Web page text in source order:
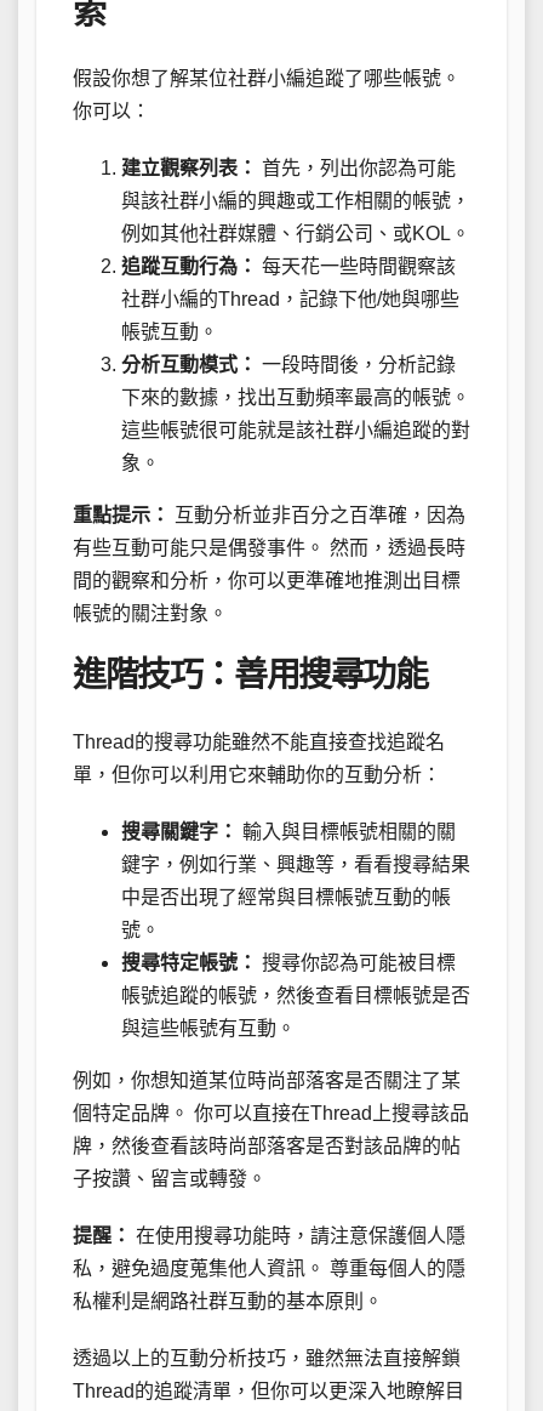
索
假設你想了解某位社群小編追蹤了哪些帳號。
你可以：
建立觀察列表： 首先，列出你認為可能
與該社群小編的興趣或工作相關的帳號，
例如其他社群媒體、行銷公司、或KOL。
追蹤互動行為： 每天花一些時間觀察該
社群小編的Thread，記錄下他/她與哪些
帳號互動。
分析互動模式： 一段時間後，分析記錄
下來的數據，找出互動頻率最高的帳號。
這些帳號很可能就是該社群小編追蹤的對
象。
重點提示：
互動分析並非百分之百準確，因為
有些互動可能只是偶發事件。 然而，透過長時
間的觀察和分析，你可以更準確地推測出目標
帳號的關注對象。
進階技巧：善用搜尋功能
Thread的搜尋功能雖然不能直接查找追蹤名
單，但你可以利用它來輔助你的互動分析：
搜尋關鍵字： 輸入與目標帳號相關的關
鍵字，例如行業、興趣等，看看搜尋結果
中是否出現了經常與目標帳號互動的帳
號。
搜尋特定帳號： 搜尋你認為可能被目標
帳號追蹤的帳號，然後查看目標帳號是否
與這些帳號有互動。
例如，你想知道某位時尚部落客是否關注了某
個特定品牌。 你可以直接在Thread上搜尋該品
牌，然後查看該時尚部落客是否對該品牌的帖
子按讚、留言或轉發。
提醒： 在使用搜尋功能時，請注意保護個人隱
私，避免過度蒐集他人資訊。 尊重每個人的隱
私權利是網路社群互動的基本原則。
透過以上的互動分析技巧，雖然無法直接解鎖
Thread的追蹤清單，但你可以更深入地瞭解目